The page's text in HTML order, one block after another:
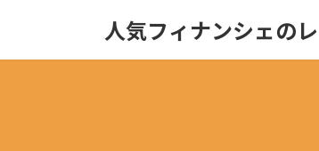
人気フィナンシェの